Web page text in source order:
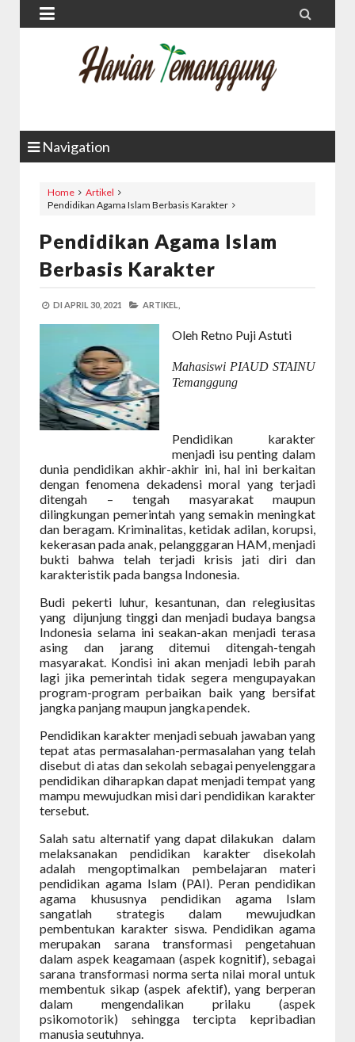
 
Navigation
Home
Artikel
Pendidikan Agama Islam Berbasis Karakter
Pendidikan Agama Islam
Berbasis Karakter
DI APRIL 30, 2021 ARTIKEL,
Oleh Retno Puji Astuti
Mahasiswi PIAUD STAINU
Temanggung
Pendidikan karakter
menjadi isu penting dalam
dunia pendidikan akhir-akhir ini, hal ini berkaitan
dengan fenomena dekadensi moral yang terjadi
ditengah – tengah masyarakat maupun
dilingkungan pemerintah yang semakin meningkat
dan beragam. Kriminalitas, ketidak adilan, korupsi,
kekerasan pada anak, pelangggaran HAM, menjadi
bukti bahwa telah terjadi krisis jati diri dan
karakteristik pada bangsa Indonesia.
Budi pekerti luhur, kesantunan, dan relegiusitas
yang dijunjung tinggi dan menjadi budaya bangsa
Indonesia selama ini seakan-akan menjadi terasa
asing dan jarang ditemui ditengah-tengah
masyarakat. Kondisi ini akan menjadi lebih parah
lagi jika pemerintah tidak segera mengupayakan
program-program perbaikan baik yang bersifat
jangka panjang maupun jangkapendek.
Pendidikan karakter menjadi sebuah jawaban yang
tepat atas permasalahan-permasalahan yang telah
disebut di atas dan sekolah sebagai penyelenggara
pendidikan diharapkan dapat menjadi tempat yang
mampu mewujudkan misi dari pendidikan karakter
tersebut.
Salah satu alternatif yang dapat dilakukan dalam
melaksanakan pendidikan karakter disekolah
adalah mengoptimalkan pembelajaran materi
pendidikan agama Islam (PAI). Peran pendidikan
agama khususnya pendidikan agama Islam
sangatlah strategis dalam mewujudkan
pembentukan karakter siswa. Pendidikan agama
merupakan sarana transformasi pengetahuan
dalam aspek keagamaan (aspek kognitif), sebagai
sarana transformasi norma serta nilai moral untuk
membentuk sikap (aspek afektif), yang berperan
dalam mengendalikan prilaku (aspek
psikomotorik) sehingga tercipta kepribadian
manusiaseutuhnya.